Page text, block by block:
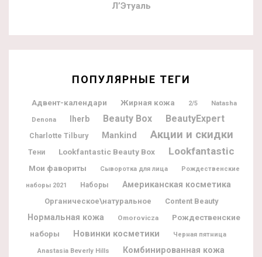
Л’Этуаль
ПОПУЛЯРНЫЕ ТЕГИ
Адвент-календари Жирная кожа 2/5
Natasha
Denona
Iherb Beauty Box BeautyExpert
Charlotte Tilbury Mankind Акции и скидки
Тени Lookfantastic Beauty Box Lookfantastic
Мои фавориты Сыворотка для лица Рождественские
наборы 2021 Наборы Американская косметика
Органическое\натуральное Content Beauty
Нормальная кожа Omorovicza
Рождественские
наборы
Новинки косметики Черная пятница
Anastasia Beverly Hills Комбинированная кожа